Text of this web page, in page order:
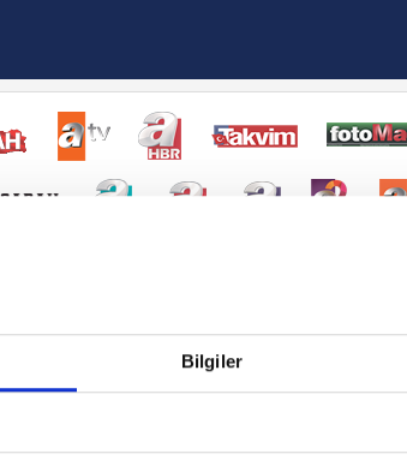
Bilgiler